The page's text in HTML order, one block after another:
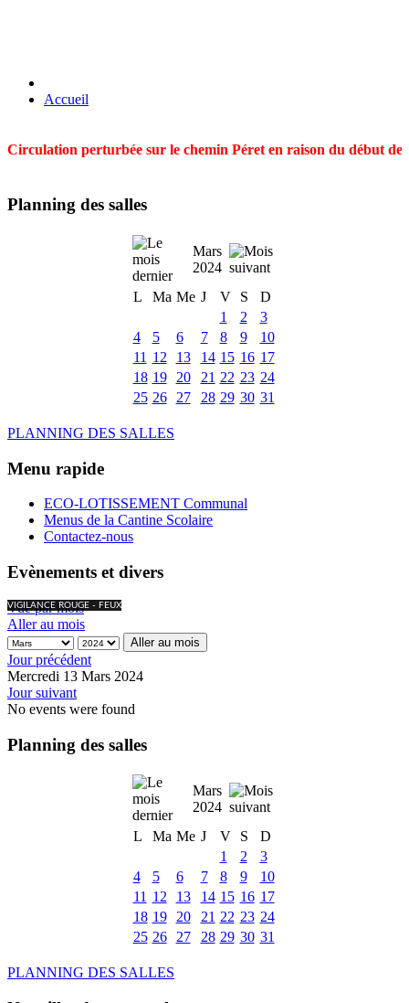
Accueil
Circulation perturbée sur le chemin Péret en raison du début
Planning des salles
Mars
2024
L
Ma Me J V S
D
1
2
3
4
5 6 7 8 9
10
11 12 13 14 15 16 17
18 19 20 21 22 23 24
25 26 27 28 29 30 31
PLANNING DES SALLES
Menu rapide
ECO-LOTISSEMENT Communal
Menus de la Cantine Scolaire
Contactez-nous
Evènements et divers
VIGILANCE ROUGE - FEUX
Vue par mois
Aller au mois
Aller au mois
Jour précédent
Mercredi 13 Mars 2024
Jour suivant
No events were found
Planning des salles
Mars
2024
L
Ma Me J V S
D
1
2
3
4
5 6 7 8 9
10
11 12 13 14 15 16 17
18 19 20 21 22 23 24
25 26 27 28 29 30 31
PLANNING DES SALLES